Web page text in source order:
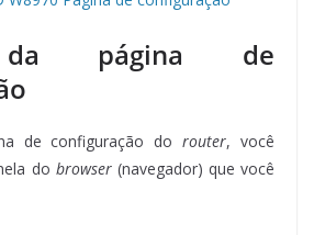
da página de
de configuração dorouter, você
do browser(navegador) que você